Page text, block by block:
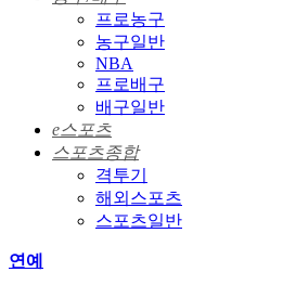
프로농구
농구일반
NBA
프로배구
배구일반
e스포츠
스포츠종합
격투기
해외스포츠
스포츠일반
연예